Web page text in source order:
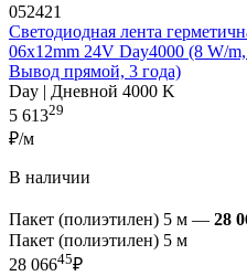
052421
Светодиодная лента
06x12mm 24V Day4000 (8 W/
Вывод прямой, 3 года)
Day | Дневной 4000 K
5 61329
₽/м
В наличии
Пакет (полиэтилен) 5 м — 28
Пакет (полиэтилен) 5 м
28 06645₽